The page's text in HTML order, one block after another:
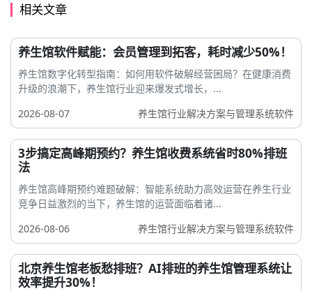
相关文章
养生馆软件赋能：会员管理到拓客，耗时减少50%！
养生馆数字化转型指南：如何用软件破解经营困局？在健康消费
升级的浪潮下，养生馆行业迎来爆发式增长，...
2026-08-07
养生馆行业解决方案与管理系统软件
3步搞定高峰期预约？养生馆收费系统省时80%排班
法
养生馆高峰期预约难题破解：智能系统助力高效运营在养生行业
竞争日益激烈的当下，养生馆的运营面临着诸...
2026-08-06
养生馆行业解决方案与管理系统软件
北京养生馆老板愁排班？AI排班的养生馆管理系统让
效率提升30%！